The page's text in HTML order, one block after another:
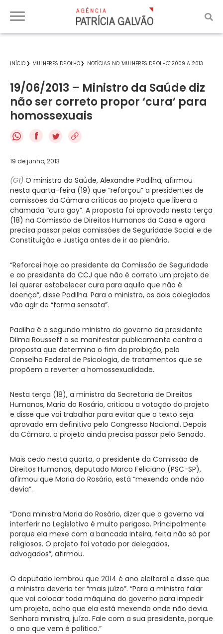
INÍCIO MULHERES DE OLHO NOTÍCIAS NO 'MULHERES DE OLHO' 2009 A 2013
19/06/2013 – Ministro da Saúde diz
não ser correto propor ‘cura’ para
homossexuais
f
19 de junho, 2013
(G1) O ministro da Saúde, Alexandre Padilha, afirmou
nesta quarta-feira (19) que “reforçou” a presidentes de
comissões da Câmara críticas ao projeto que libera a
chamada “cura gay”. A proposta foi aprovada nesta terça
(18) na Comissão de Direitos Humanos da Casa e agora
precisa passar pelas comissões de Seguridade Social e de
Constituição e Justiça antes de ir ao plenário.
“Reforcei hoje ao presidente da Comissão de Seguridade
e ao presidente da CCJ que não é correto um projeto de
lei querer estabelecer cura para aquilo que não é
doença”, disse Padilha. Para o ministro, os dois colegiados
vão agir de “forma sensata”.
Padilha é o segundo ministro do governo da presidente
Dilma Rousseff a se manifestar publicamente contra a
proposta que determina o fim da proibição, pelo
Conselho Federal de Psicologia, de tratamentos que se
propõem a reverter a homossexualidade.
Nesta terça (18), a ministra da Secretaria de Direitos
Humanos, Maria do Rosário, criticou a votação do projeto
e disse que vai trabalhar para evitar que o texto seja
aprovado em definitivo pelo Congresso Nacional. Depois
da Câmara, o projeto ainda precisa passar pelo Senado.
Mais cedo nesta quarta, o presidente da Comissão de
Direitos Humanos, deputado Marco Feliciano (PSC-SP),
afirmou que Maria do Rosário, está “mexendo onde não
devia”.
“Dona ministra Maria do Rosário, dizer que o governo vai
interferir no Legislativo é muito perigoso. Principalmente
porque ela mexe com a bancada inteira, feita não só por
religiosos. O projeto foi votado por delegados,
advogados”, afirmou.
O deputado lembrou que 2014 é ano eleitoral e disse que
a ministra deveria ter “mais juízo”. “Para a ministra falar
que vai colocar toda máquina do governo para impedir
um projeto, acho que ela está mexendo onde não devia.
Senhora ministra, juízo. Fale com a sua presidente, porque
o ano que vem é político.”